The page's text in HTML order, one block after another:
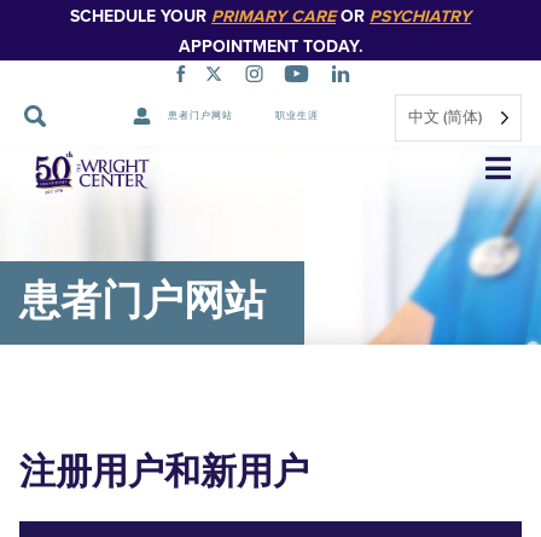
SCHEDULE YOUR PRIMARY CAREOR PSYCHIATRY
APPOINTMENT TODAY.
患者门户网站 职业生涯 中文 (简体)
跳
过
患者门户网站
注册用户和新用户